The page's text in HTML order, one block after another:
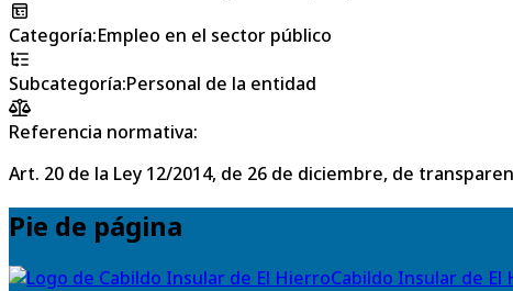
Categoría:Empleo en el sector público
Subcategoría:Personal de la entidad
Referencia normativa:
Art. 20 de la Ley 12/2014, de 26 de diciembre, de
Pie de página
Cabildo Insular de El